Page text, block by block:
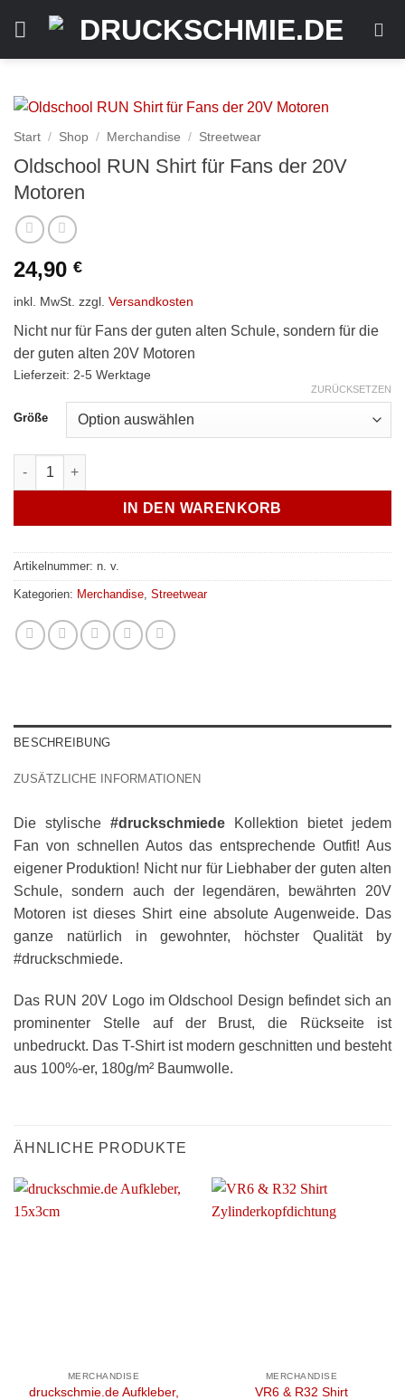
Inhalt
springen
Start / Shop / Merchandise / Streetwear
Oldschool RUN Shirt für Fans der 20V
Motoren
24,90 €
inkl. MwSt. zzgl. Versandkosten
Nicht nur für Fans der guten alten Schule, sondern für die
der guten alten 20V Motoren
Lieferzeit: 2-5 Werktage
Größe
ZURÜCKSETZEN
Oldschool RUN Shirt für Fans der 20V Motoren Menge
IN DEN WARENKORB
Artikelnummer: n. v.
Kategorien: Merchandise Streetwear
BESCHREIBUNG
ZUSÄTZLICHE INFORMATIONEN
Die stylische #druckschmiede Kollektion bietet jedem
Fan von schnellen Autos das entsprechende Outfit! Aus
eigener Produktion! Nicht nur für Liebhaber der guten alten
Schule, sondern auch der legendären, bewährten 20V
Motoren ist dieses Shirt eine absolute Augenweide. Das
ganze natürlich in gewohnter, höchster Qualität by
#druckschmiede.
Das RUN 20V Logo im Oldschool Design befindet sich an
prominenter Stelle auf der Brust, die Rückseite ist
unbedruckt. Das T-Shirt ist modern geschnitten und besteht
aus 100%-er, 180g/m² Baumwolle.
ÄHNLICHE PRODUKTE
MERCHANDISE
druckschmie.de Aufkleber,
MERCHANDISE
VR6 & R32 Shirt